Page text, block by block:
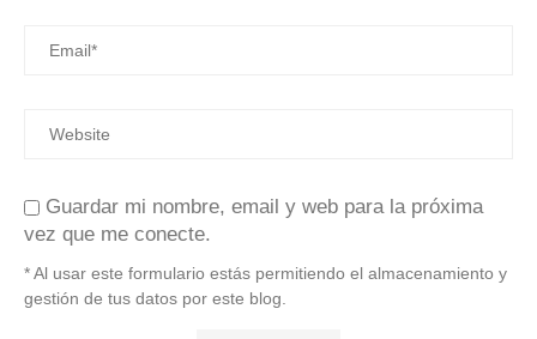
Guardar mi nombre, email y web para la próxima
vez que me conecte.
* Al usar este formulario estás permitiendo el almacenamiento y
gestión de tus datos por este blog.